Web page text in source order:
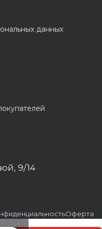
данных
9/14
Оферта